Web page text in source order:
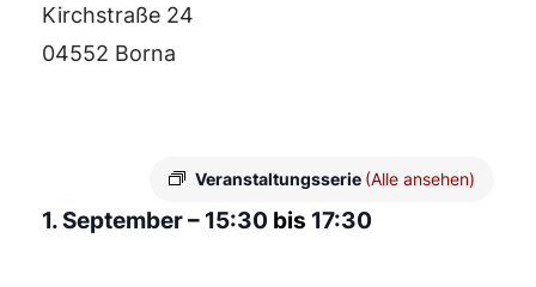
Kirchstraße 24
04552 Borna
Veranstaltungsserie (Alle ansehen)
1. September– 15:30 bis 17:30